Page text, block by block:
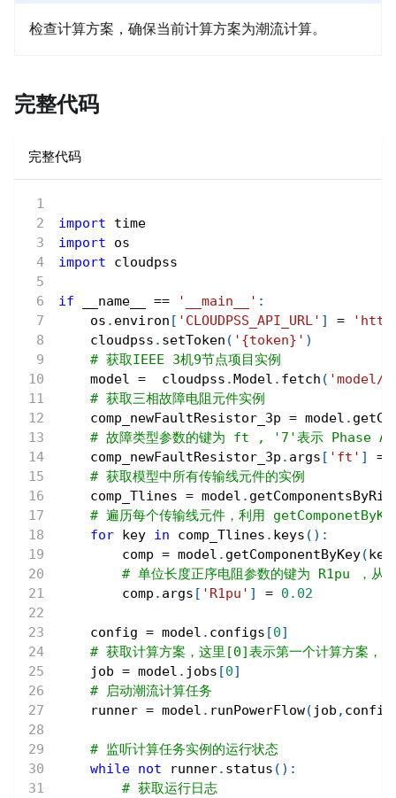
检查计算方案，确保当前计算方案为潮流计算。
完整代码
完整代码
import time
import os
import cloudpss
if __name__ == '__main__' :
    os
. environ [ 'CLOUDPSS_API_URL' ] =
    cloudpss
. setToken ( '{token}' )
# 获取IEEE 3机9节点项目实例
    model
=
  cloudpss
.Model . fetch ( 'model/
# 获取三相故障电阻元件实例
    comp_newFaultResistor_3p
= model .
# 故障类型参数的键为 ft , '7'表示 Phase
    comp_newFaultResistor_3p
. args [ 'ft' ] =
# 获取模型中所有传输线元件的实例
    comp_Tlines
= model . getComponentsByRid
# 遍历每个传输线元件，利用
for key in comp_Tlines . keys ( ) :
        comp
= model . getComponentByKey(key
# 单位长度正序电阻参数的键为 R1pu ，从
        comp
. args [ 'R1pu' ] = 0.02
    config
= model . configs [0]
# 获取计算方案，这里[0]表示第一个计算方案，
    job
= model . jobs [0]
# 启动潮流计算任务
    runner
= model . runPowerFlow( job , config
# 监听计算任务实例的运行状态
while not runner. status ( ) :
# 获取运行日志